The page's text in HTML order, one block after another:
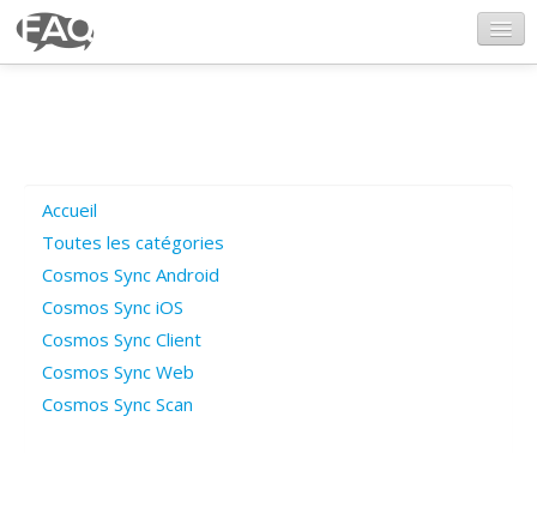
Poser une question
Questions ouvertes
Connexion
Accueil
Toutes les catégories
Cosmos Sync Android
Cosmos Sync iOS
Cosmos Sync Client
Cosmos Sync Web
Cosmos Sync Scan